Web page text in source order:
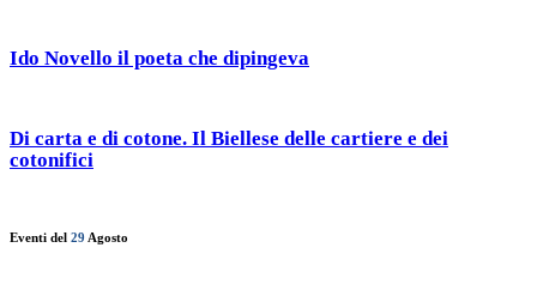
Ido Novello il poeta che dipingeva
Di carta e di cotone. Il Biellese delle cartiere e dei
cotonifici
Eventi del 29 Agosto